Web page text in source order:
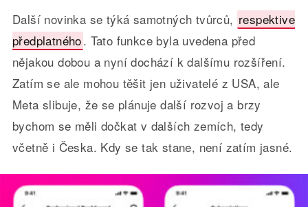
Další novinka se týká samotných tvůrců, respektive
předplatného. Tato funkce byla uvedena před
nějakou dobou a nyní dochází k dalšímu rozšíření.
Zatím se ale mohou těšit jen uživatelé z USA, ale
Meta slibuje, že se plánuje další rozvoj a brzy
bychom se měli dočkat v dalších zemích, tedy
včetně i Česka. Kdy se tak stane, není zatím jasné.